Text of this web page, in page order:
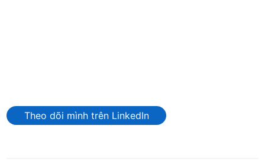
Theo dõi mình trên LinkedIn